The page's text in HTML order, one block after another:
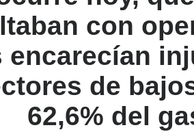
con
encarecían
de
62,6% del